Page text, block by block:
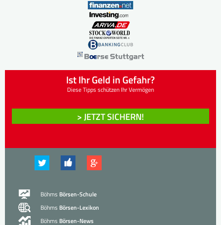
Ist Ihr Geld in Gefahr?
Diese Tipps schützen Ihr Vermögen
> JETZT SICHERN!
Böhms Börsen-Schule
Böhms Börsen-Lexikon
Böhms Börsen-News